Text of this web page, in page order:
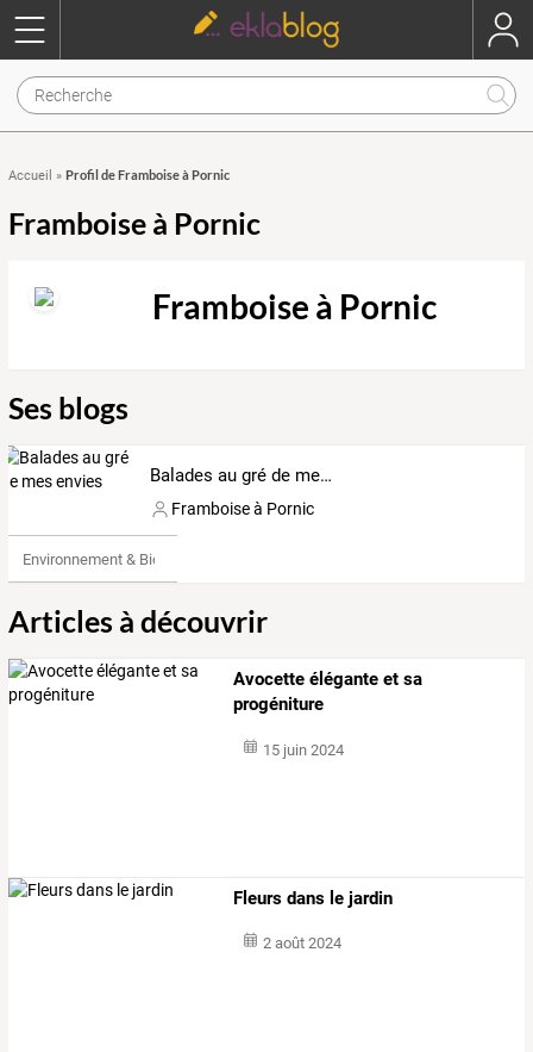
Accueil » Profil de Framboise à Pornic
Framboise à Pornic
Framboise à Pornic
Ses blogs
Balades au gré de mes envies
Framboise à Pornic
Environnement & Bio
Articles à découvrir
Avocette élégante et sa
progéniture
15 juin 2024
Fleurs dans le jardin
2 août 2024